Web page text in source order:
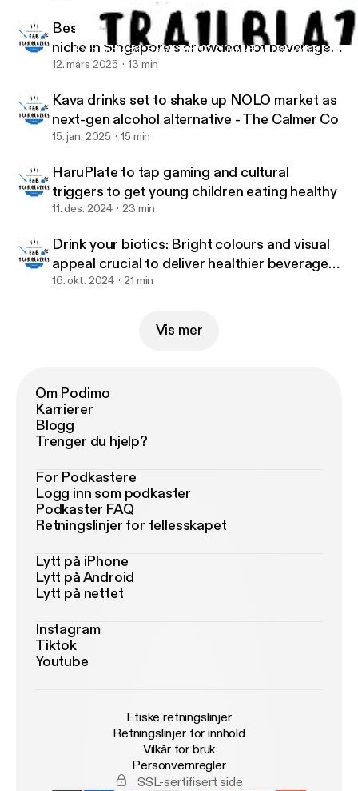
Kava drinks set to shake up NOLO market as next-gen alcohol
Food & Beverage Trailblazers
Bespoke blooms: Petale Tea on finding a
niche in Singapore’s crowded hot beverage
category
12. mars 2025 13 min
Kava drinks set to shake up NOLO market as
next-gen alcohol alternative - The Calmer Co
15. jan. 2025 15 min
HaruPlate to tap gaming and cultural
triggers to get young children eating healthy
11. des. 2024 23 min
Drink your biotics: Bright colours and visual
appeal crucial to deliver healthier beverages
to children – Tummy Buddies
16. okt. 2024 21 min
Vis mer
Om Podimo
Karrierer
Blogg
Trenger du hjelp?
For Podkastere
Logg inn som podkaster
Podkaster FAQ
Retningslinjer for fellesskapet
Lytt på iPhone
Lytt på Android
Lytt på nettet
Instagram
Tiktok
Youtube
Etiske retningslinjer
Retningslinjer for innhold
Vilkår for bruk
Personvernregler
SSL-sertifisert side